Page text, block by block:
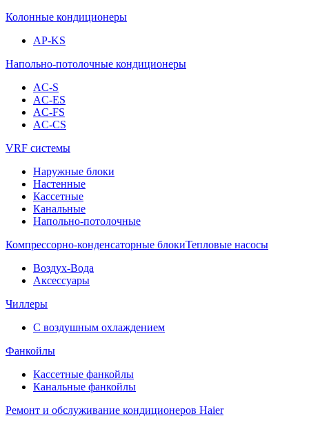
Колонные кондиционеры
AP-KS
Напольно-потолочные кондиционеры
AC-S
AC-ES
AC-FS
AC-CS
VRF системы
Наружные блоки
Настенные
Кассетные
Канальные
Напольно-потолочные
Компрессорно-конденсаторные блокиТепловые насосы
Воздух-Вода
Аксессуары
Чиллеры
С воздушным охлаждением
Фанкойлы
Кассетные фанкойлы
Канальные фанкойлы
Ремонт и обслуживание кондиционеров Haier